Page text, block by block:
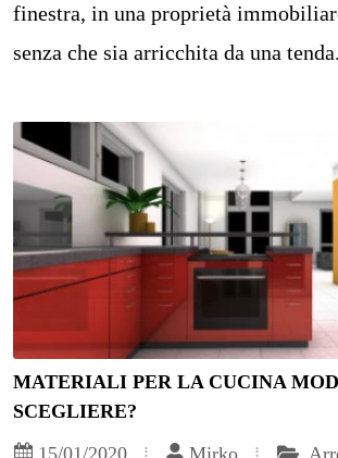
finestra, in una proprietà
senza che sia arricchita da una
MATERIALI PER LA CUCINA
SCEGLIERE?
15/01/2020
Mirko